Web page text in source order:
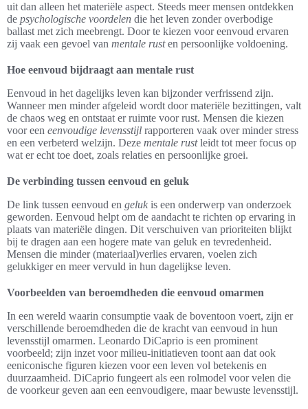
uit dan alleen het materiële aspect. Steeds meer mensen ontdekken
de psychologische voordelen die het leven zonder overbodige
ballast met zich meebrengt. Door te kiezen voor eenvoud ervaren
zij vaak een gevoel van mentale rusten persoonlijke voldoening.
Hoe eenvoud bijdraagt aan mentale rust
Eenvoud in het dagelijks leven kan bijzonder verfrissend zijn.
Wanneer men minder afgeleid wordt door materiële bezittingen, valt
de chaos weg en ontstaat er ruimte voor rust. Mensen die kiezen
voor een eenvoudige levensstijl rapporteren vaak over minder stress
en een verbeterd welzijn. Deze mentale rustleidt tot meer focus op
wat er echt toe doet, zoals relaties en persoonlijke groei.
De verbinding tussen eenvoud en geluk
De link tussen eenvoud en geluk is een onderwerp van onderzoek
geworden. Eenvoud helpt om de aandacht te richten op ervaring in
plaats van materiële dingen. Dit verschuiven van prioriteiten blijkt
bij te dragen aan een hogere mate van geluk en tevredenheid.
Mensen die minder (materiaal)verlies ervaren, voelen zich
gelukkiger en meer vervuld in hun dagelijkse leven.
Voorbeelden van beroemdheden die eenvoud omarmen
In een wereld waarin consumptie vaak de boventoon voert, zijn er
verschillende beroemdheden die de kracht van eenvoud in hun
levensstijl omarmen. Leonardo DiCaprio is een prominent
voorbeeld; zijn inzet voor milieu-initiatieven toont aan dat ook
eeniconische figuren kiezen voor een leven vol betekenis en
duurzaamheid. DiCaprio fungeert als een rolmodel voor velen die
de voorkeur geven aan een eenvoudigere, maar bewuste levensstijl.